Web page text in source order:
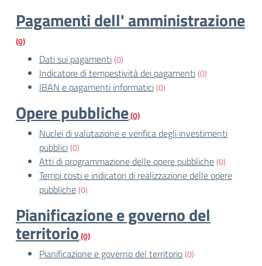
Pagamenti dell' amministrazione
(0)
Dati sui pagamenti(0)
Indicatore di tempestività dei pagamenti(0)
IBAN e pagamenti informatici(0)
Opere pubbliche(0)
Nuclei di valutazione e verifica degli investimenti
pubblici(0)
Atti di programmazione delle opere pubbliche(0)
Tempi costi e indicatori di realizzazione delle opere
pubbliche(0)
Pianificazione e governo del
territorio(0)
Pianificazione e governo del territorio(0)